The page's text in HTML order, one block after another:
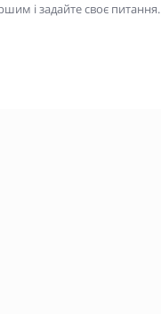
і задайте своє питання.